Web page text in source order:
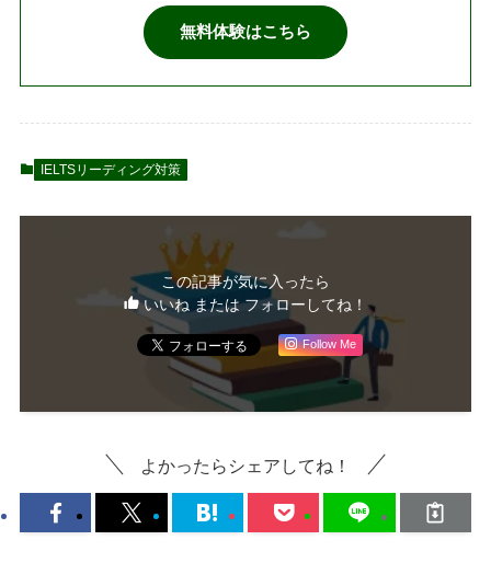
無料体験はこちら
IELTSリーディング対策
この記事が気に入ったら
いいね または フォローしてね！
Follow Me
よかったらシェアしてね！